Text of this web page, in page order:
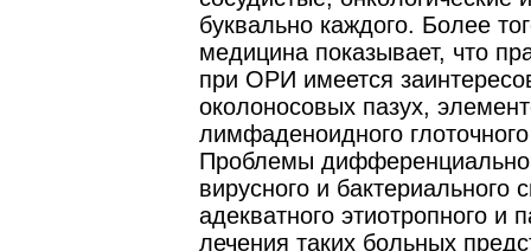
буквально каждого. Более
медицина показывает, что
при ОРИ имеется
околоносовых пазух,
лимфаденоидного
Проблемы
вирусного и бактериального
адекватного этиотропного и
лечения таких больных